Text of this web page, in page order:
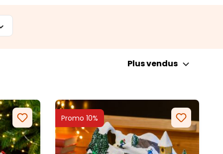
Plus vendus
Promo 10%